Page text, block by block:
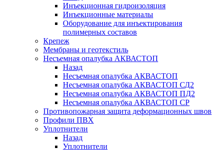
Инъекционная гидроизоляция
Инъекционные материалы
Оборудование для инъектирования
полимерных составов
Крепеж
Мембраны и геотекстиль
Несъемная опалубка АКВАСТОП
Назад
Несъемная опалубка АКВАСТОП
Несъемная опалубка АКВАСТОП СД2
Несъемная опалубка АКВАСТОП ПД2
Несъемная опалубка АКВАСТОП СР
Противопожарная защита деформационных швов
Профили ПВХ
Уплотнители
Назад
Уплотнители